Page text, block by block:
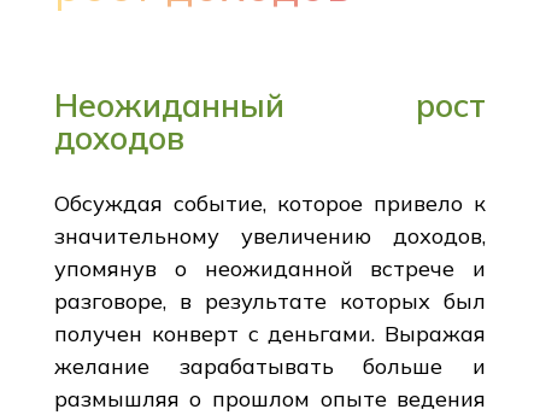
Неожиданный рост
доходов
Обсуждая событие, которое привело к
значительному увеличению доходов,
упомянув о неожиданной встрече и
разговоре, в результате которых был
получен конверт с деньгами. Выражая
желание зарабатывать больше и
размышляя о прошлом опыте ведения